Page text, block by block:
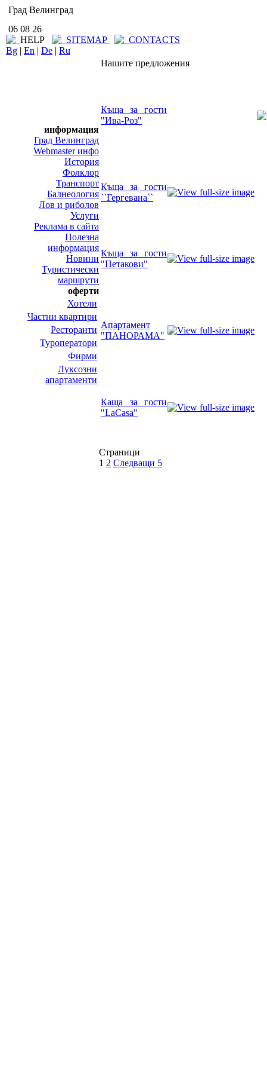
Град Велинград
06 08 26
Bg | En | De | Ru
информация
Град Велинград
Webmaster инфо
История
Фолклор
Транспорт
Балнеология
Лов и риболов
Услуги
Реклама в сайта
Полезна
информация
Новини
Туристически
маршрути
оферти
Хотели
Частни квартири
Ресторанти
Туроператори
Фирми
Луксозни
апартаменти
Нашите предложения
Къща за гости
"Ива-Роз"
Къща за гости
``Гергевана``
Къща за гости
"Петакови"
Апартамент
"ПАНОРАМА"
Каща за гости
"LaCasa"
Страници
1 2 Следващи 5